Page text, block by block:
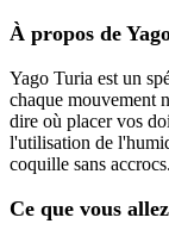
À propos de
Yago Turia est un
chaque mouvement
dire où placer vos
l'utilisation de
coquille sans accrocs.
Ce que vous